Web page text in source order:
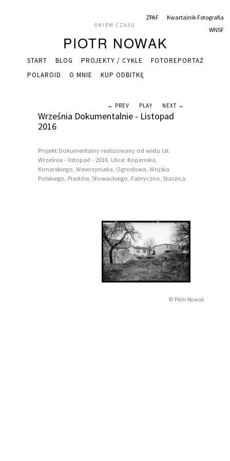
START BLOG PROJEKTY / CYKLE
FOTOREPORTAŻ
POLAROID
O MNIE KUP ODBITKĘ
ZPAF
Kwartalnik Fotografia
WNSF
OKIEM CZASU
PIOTR NOWAK
Września Dokumentalnie - Listopad
2016
Projekt Dokumentalny realizowany od wielu lat.
Września - listopad - 2016. Ulice: Kopernika,
Konarskiego, Wawrzyniaka, Ogrodowa, Wojska
Polskiego, Piastów, Słowackiego, Fabryczna, Staszica.
← PREV PLAY NEXT →
© Piotr Nowak